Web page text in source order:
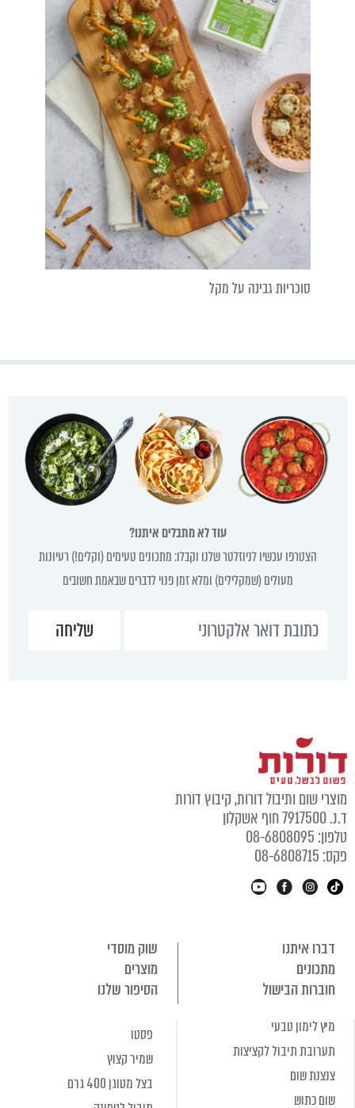
סוכריות גבינה על מקל
עוד לא מתבלים איתנו?
הצטרפו עכשיו לניוזלטר שלנו וקבלו: מתכונים טעימים (וקלים!) רעיונות
מעולים (שמקלילים) ומלא זמן פנוי לדברים שבאמת חשובים
מוצרי שום ותיבול דורות, קיבוץ דורות
ד.נ. 7917500 חוף אשקלון
טלפון: 08-6808095
פקס: 08-6808715
דברו איתנו
שוק מוסדי
מתכונים
מוצרים
חוברות הבישול
הסיפור שלנו
מיץ לימון טבעי
תערובת תיבול לקציצות
צנצנת שום
שום כתוש
פסטו
שמיר קצוץ
בצל מטוגן 400 גרם